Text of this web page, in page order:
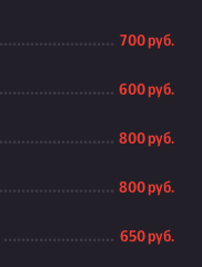
700 руб.
600 руб.
800 руб.
800 руб.
650 руб.